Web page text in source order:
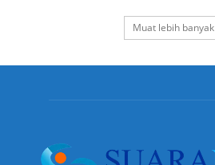
Muat lebih banyak